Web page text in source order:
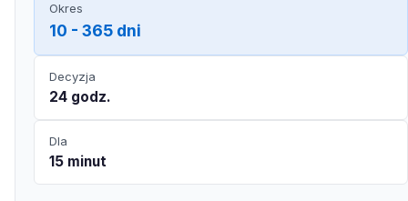
Okres
10 - 365 dni
Decyzja
24 godz.
Dla
15 minut